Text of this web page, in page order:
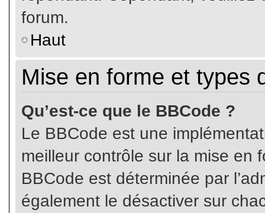
forum.
Haut
Mise en forme et types
Qu’est-ce que le BBCode ?
Le BBCode est une
meilleur contrôle sur la mise en
BBCode est déterminée par
également le désactiver sur